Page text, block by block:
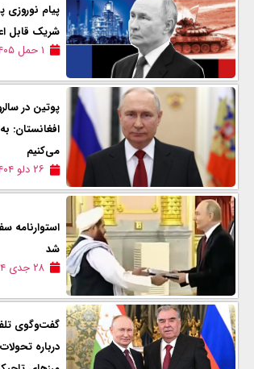
پیام نوروزی
شريک قابل
۱ حمل ۱۴۰۵
پوتین در
افغانستان:
می‌کنیم
۲۶ دلو ۱۴۰۴
استوارنامه
شد
۲۸ جدی ۱۴۰۴
گفت‌وگوی
درباره